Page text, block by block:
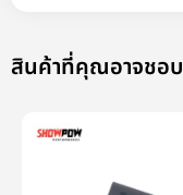
สินค้าที่คุณอาจชอบ